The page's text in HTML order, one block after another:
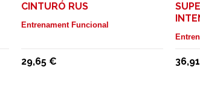
CINTURÓ RUS
Entrenament Funcional
29,65 €